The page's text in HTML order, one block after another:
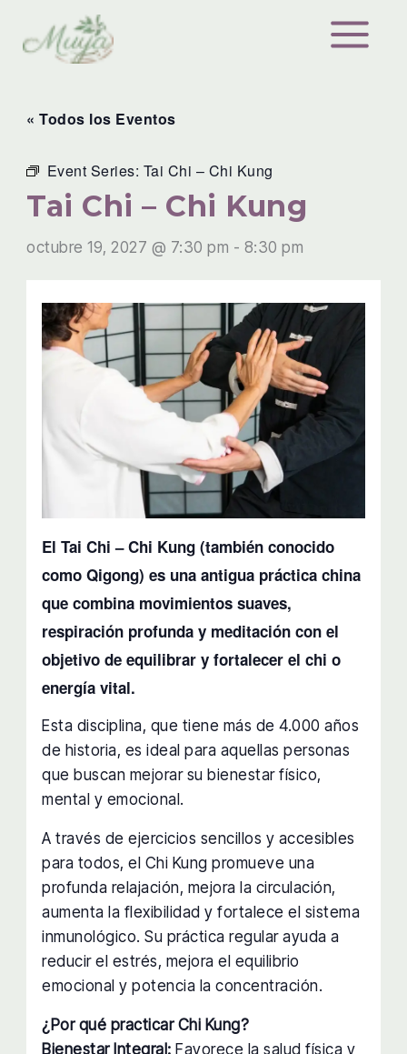
contenido
« Todos los Eventos
Event Series: Tai Chi – Chi Kung
Tai Chi – Chi Kung
octubre 19, 2027 @ 7:30 pm - 8:30 pm
El Tai Chi – Chi Kung (también conocido
como Qigong) es una antigua práctica china
que combina movimientos suaves,
respiración profunda y meditación con el
objetivo de equilibrar y fortalecer el chi o
energía vital.
Esta disciplina, que tiene más de 4.000 años
de historia, es ideal para aquellas personas
que buscan mejorar su bienestar físico,
mental y emocional.
A través de ejercicios sencillos y accesibles
para todos, el Chi Kung promueve una
profunda relajación, mejora la circulación,
aumenta la flexibilidad y fortalece el sistema
inmunológico. Su práctica regular ayuda a
reducir el estrés, mejora el equilibrio
emocional y potencia la concentración.
¿Por qué practicar Chi Kung?
Bienestar Integral: Favorece la salud física y